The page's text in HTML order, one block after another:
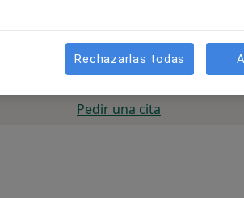
Pedir una cita
Rechazarlas todas